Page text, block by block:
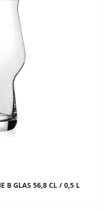
B GLAS 56,8 CL / 0,5 L